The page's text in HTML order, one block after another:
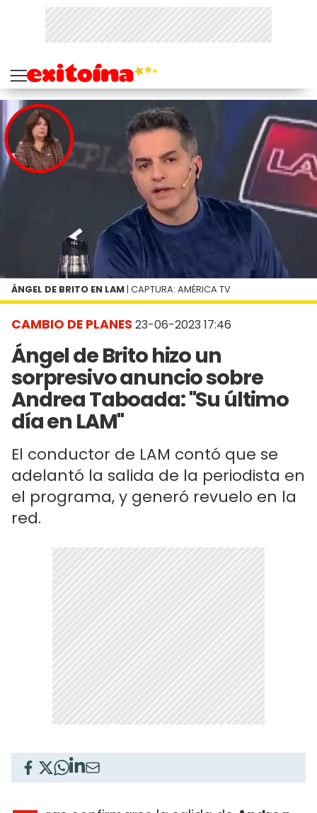
CAMBIO DE PLANES 23-06-2023 17:46
Ángel de Brito hizo un
sorpresivo anuncio sobre
Andrea Taboada: "Su último
día en LAM"
El conductor de LAM contó que se
adelantó la salida de la periodista en
el programa, y generó revuelo en la
red.
ÁNGEL DE BRITO EN LAM | CAPTURA: AMÉRICA TV